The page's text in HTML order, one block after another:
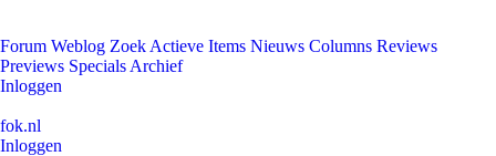
Forum Weblog Zoek Actieve Items Nieuws Columns Reviews
Previews Specials Archief
Inloggen
fok.nl
Inloggen